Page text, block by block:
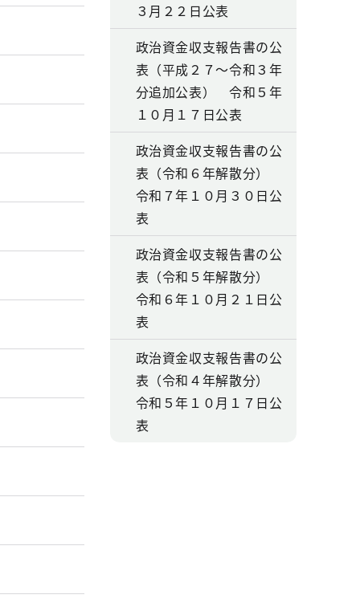
３月２２日公表
政治資金収支報告書の公
表（平成２７～令和３年
分追加公表） 令和５年
１０月１７日公表
政治資金収支報告書の公
表（令和６年解散分）
令和７年１０月３０日公
表
政治資金収支報告書の公
表（令和５年解散分）
令和６年１０月２１日公
表
政治資金収支報告書の公
表（令和４年解散分）
令和５年１０月１７日公
表